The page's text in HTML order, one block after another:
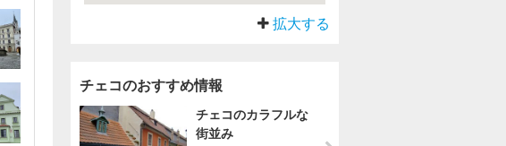
拡大する
チェコのおすすめ情報
チェコのカラフルな
街並み